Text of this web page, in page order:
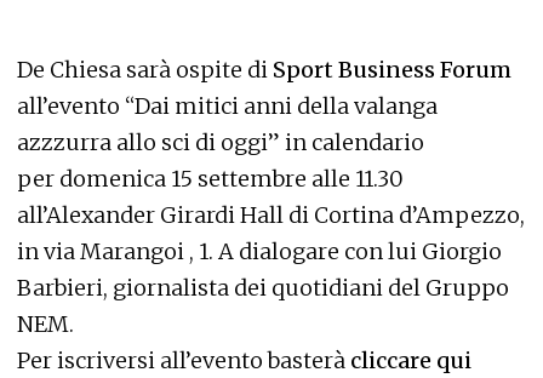
De Chiesa sarà ospite di Sport Business Forum
all’evento “Dai mitici anni della valanga
azzzurra allo sci di oggi” in calendario
per domenica 15 settembre alle 11.30
all’Alexander Girardi Hall di Cortina d’Ampezzo,
in via Marangoi , 1. A dialogare con lui Giorgio
Barbieri, giornalista dei quotidiani del Gruppo
NEM.
Per iscriversi all’evento basterà cliccare qui